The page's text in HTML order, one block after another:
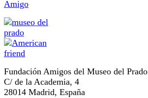
Amigo
Fundación Amigos del Museo del Prado
C/ de la Academia, 4
28014 Madrid, España